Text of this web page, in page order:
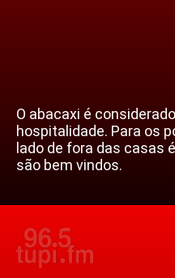
O abacaxi é
hospitalidade. Para os
lado de fora das casas
são bem vindos.